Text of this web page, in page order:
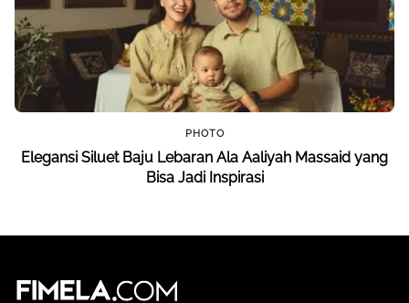
PHOTO
Elegansi Siluet Baju Lebaran Ala Aaliyah Massaid yang
Bisa Jadi Inspirasi